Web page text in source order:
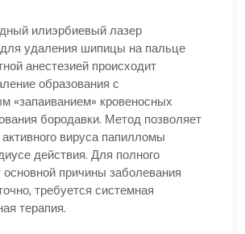
илиэрбиевый лазер
для удаления шипицы на пальце
анестезией происходит
образования с
«запаиванием» кровеносных
бородавки. Метод позволяет
вируса папилломы
действия. Для полного
основной причины заболевания
требуется системная
терапия.